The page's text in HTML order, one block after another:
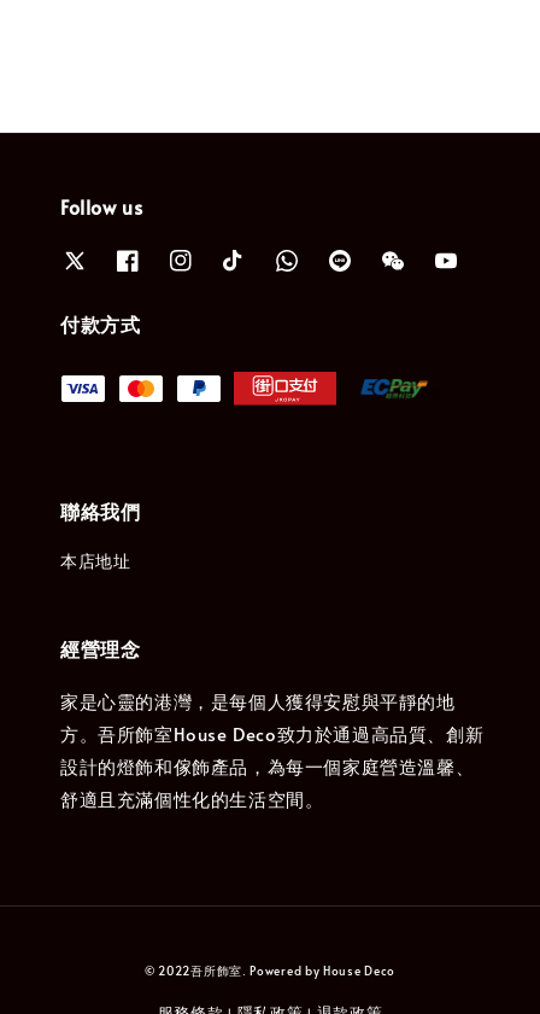
Follow us
付款方式
聯絡我們
本店地址
經營理念
家是心靈的港灣，是每個人獲得安慰與平靜的地
方。吾所飾室House Deco致力於通過高品質、創新
設計的燈飾和傢飾產品，為每一個家庭營造溫馨、
舒適且充滿個性化的生活空間。
© 2022吾所飾室. Powered by House Deco